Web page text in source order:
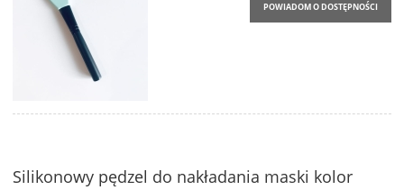
POWIADOM O DOSTĘPNOŚCI
Silikonowy pędzel do nakładania maski kolor